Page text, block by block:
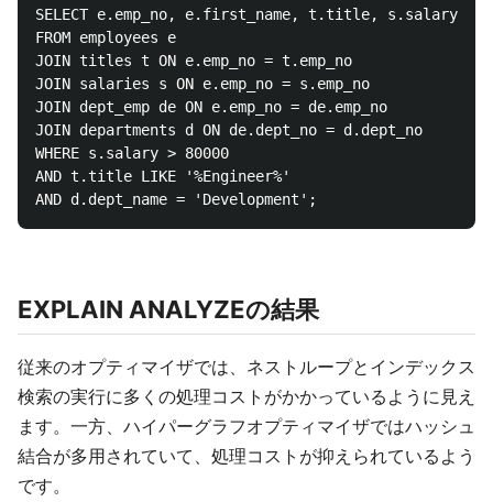
SELECT e.emp_no, e.first_name, t.title, s.salary,
FROM employees e
JOIN titles t ON e.emp_no = t.emp_no
JOIN salaries s ON e.emp_no = s.emp_no
JOIN dept_emp de ON e.emp_no = de.emp_no
JOIN departments d ON de.dept_no = d.dept_no
WHERE s.salary > 80000
AND t.title LIKE '%Engineer%'
EXPLAIN ANALYZEの結果
従来のオプティマイザでは、ネストループとインデックス
検索の実行に多くの処理コストがかかっているように見え
ます。一方、ハイパーグラフオプティマイザではハッシュ
結合が多用されていて、処理コストが抑えられているよう
です。